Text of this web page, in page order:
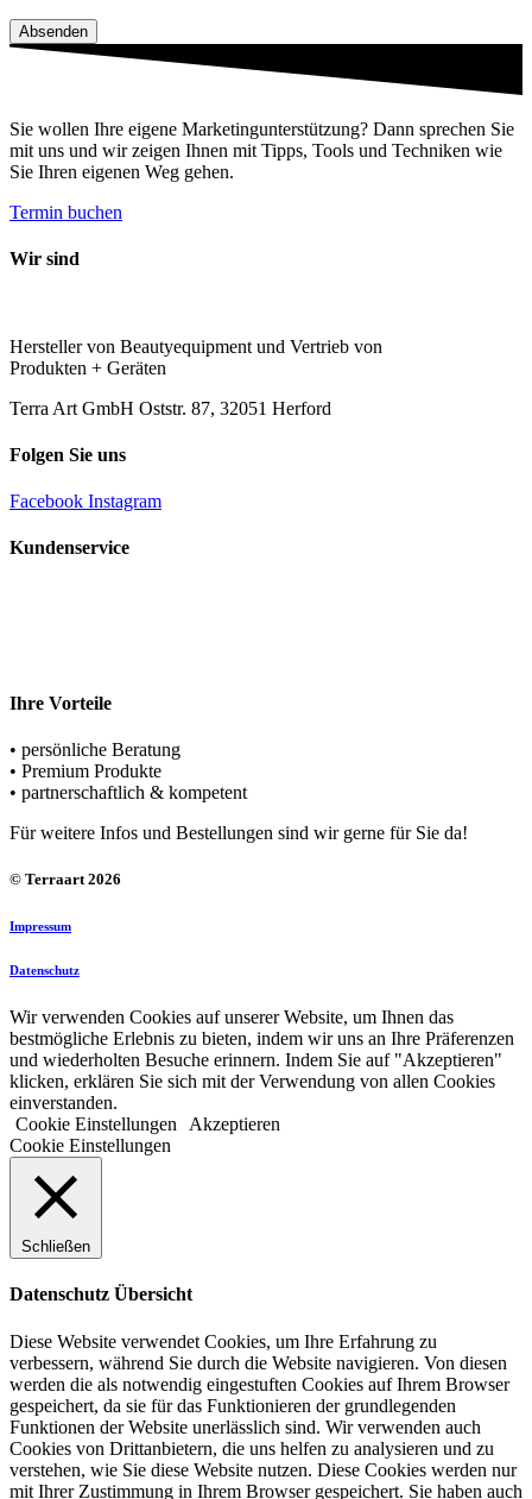
Absenden
Sie wollen Ihre eigene Marketingunterstützung? Dann sprechen Sie
mit uns und wir zeigen Ihnen mit Tipps, Tools und Techniken wie
Sie Ihren eigenen Weg gehen.
Termin buchen
Wir sind
Hersteller von Beautyequipment und Vertrieb von
Produkten + Geräten
Terra Art GmbH Oststr. 87, 32051 Herford
Folgen Sie uns
Facebook Instagram
Kundenservice
Ihre Vorteile
• persönliche Beratung
• Premium Produkte
• partnerschaftlich & kompetent
Für weitere Infos und Bestellungen sind wir gerne für Sie da!
© Terraart 2026
Impressum
Datenschutz
Wir verwenden Cookies auf unserer Website, um Ihnen das
bestmögliche Erlebnis zu bieten, indem wir uns an Ihre Präferenzen
und wiederholten Besuche erinnern. Indem Sie auf "Akzeptieren"
klicken, erklären Sie sich mit der Verwendung von allen Cookies
einverstanden.
Cookie Einstellungen
Akzeptieren
Cookie Einstellungen
Schließen
Datenschutz Übersicht
Diese Website verwendet Cookies, um Ihre Erfahrung zu
verbessern, während Sie durch die Website navigieren. Von diesen
werden die als notwendig eingestuften Cookies auf Ihrem Browser
gespeichert, da sie für das Funktionieren der grundlegenden
Funktionen der Website unerlässlich sind. Wir verwenden auch
Cookies von Drittanbietern, die uns helfen zu analysieren und zu
verstehen, wie Sie diese Website nutzen. Diese Cookies werden nur
mit Ihrer Zustimmung in Ihrem Browser gespeichert. Sie haben auch